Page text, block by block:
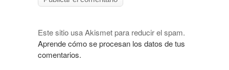
Este sitio usa Akismet para reducir el spam.
Aprende cómo se procesan los datos de tus
comentarios.